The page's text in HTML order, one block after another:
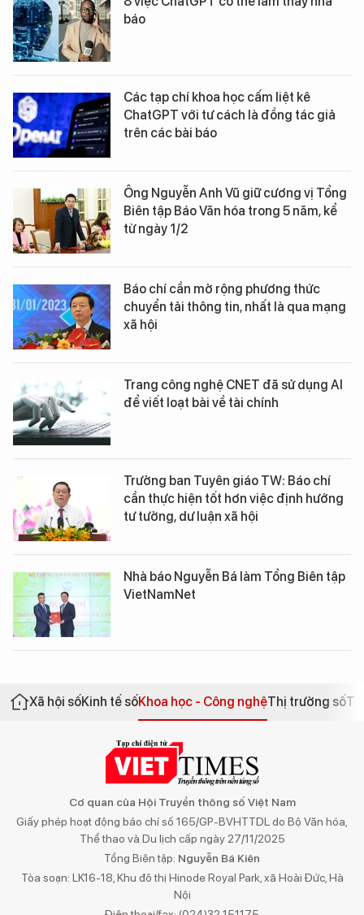
báo
Các tạp chí khoa học cấm liệt kê
ChatGPT với tư cách là đồng tác giả
trên các bài báo
Ông Nguyễn Anh Vũ giữ cương vị Tổng
Biên tập Báo Văn hóa trong 5 năm, kể
từ ngày 1/2
Báo chí cần mở rộng phương thức
chuyển tải thông tin, nhất là qua mạng
xã hội
Trang công nghệ CNET đã sử dụng AI
để viết loạt bài về tài chính
Trưởng ban Tuyên giáo TW: Báo chí
cần thực hiện tốt hơn việc định hướng
tư tưởng, dư luận xã hội
Nhà báo Nguyễn Bá làm Tổng Biên tập
VietNamNet
Xã hội sốKinh tế sốKhoa học - Công nghệThị trường số
Cơ quan của Hội Truyền thông số Việt Nam
Giấy phép hoạt động báo chí số 165/GP-BVHTTDL do Bộ Văn hóa,
Thể thao và Du lịch cấp ngày 27/11/2025
Tổng Biên tập: Nguyễn Bá Kiên
Tòa soạn: LK16-18, Khu đô thị Hinode Royal Park, xã Hoài Đức, Hà
Nội